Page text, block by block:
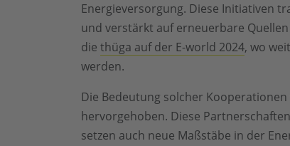
Energieversorgung. Diese Initiativen
und verstärkt auf erneuerbare
die thüga auf der E-world 2024, wo
werden.
Die Bedeutung solcher
hervorgehoben. Diese
setzen auch neue Maßstäbe in der